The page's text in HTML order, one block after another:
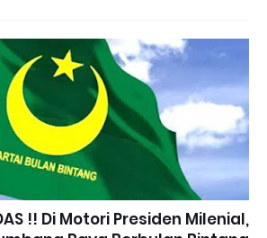
!! Di Motori Presiden Milenial,